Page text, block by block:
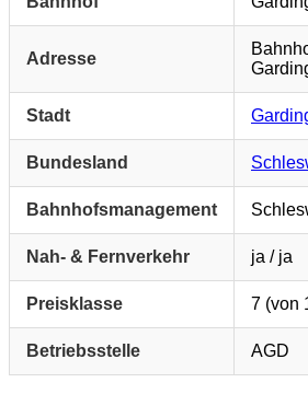
Adresse
Stadt
Bundesland
Bahnhofsmanagement
Nah- & Fernverkehr ja / ja
Preisklasse 7 (von
Betriebsstelle AGD